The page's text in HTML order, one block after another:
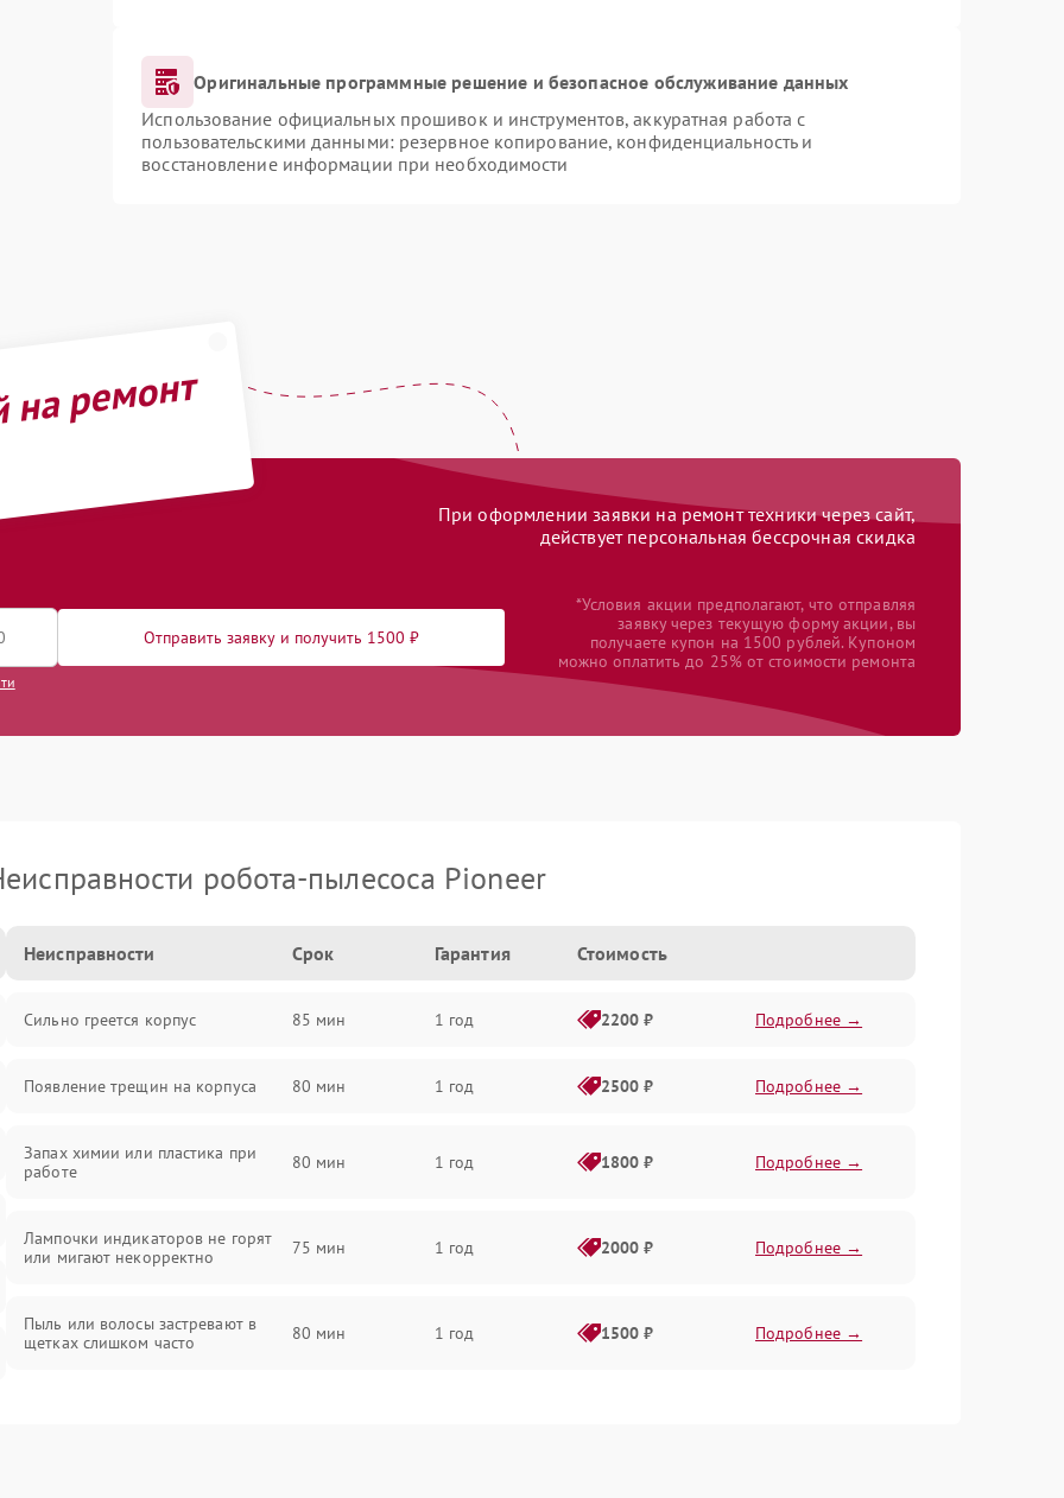
Оригинальные программные решение и безопасное обслуживание данных
Использование официальных прошивок и инструментов, аккуратная работа с
пользовательскими данными: резервное копирование, конфиденциальность и
восстановление информации при необходимости
ремонт
При оформлении заявки на ремонт техники через сайт,
действует персональная бессрочная скидка
Отправить заявку и получить 1500 ₽
*Условия акции предполагают, что отправляя
заявку через текущую форму акции, вы
получаете купон на 1500 рублей. Купоном
можно оплатить до 25% от стоимости ремонта
робота-пылесоса Pioneer
Неисправности Срок Гарантия Стоимость
Сильно греется корпус 85 мин 1 год 2200 ₽ Подробнее →
Появление трещин на корпуса 80 мин 1 год 2500 ₽ Подробнее →
Запах химии или пластика при
работе
80 мин 1 год 1800 ₽ Подробнее →
Лампочки индикаторов не горят
или мигают некорректно
75 мин 1 год 2000 ₽ Подробнее →
Пыль или волосы застревают в
щетках слишком часто
80 мин 1 год 1500 ₽ Подробнее →